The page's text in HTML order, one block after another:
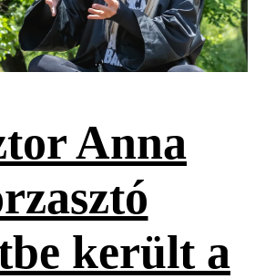
Anna
került a